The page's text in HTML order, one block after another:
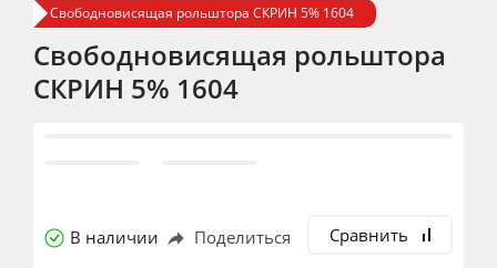
Свободновисящая рольштора СКРИН 5% 1604
Свободновисящая рольштора
СКРИН 5% 1604
В наличии Поделиться Сравнить